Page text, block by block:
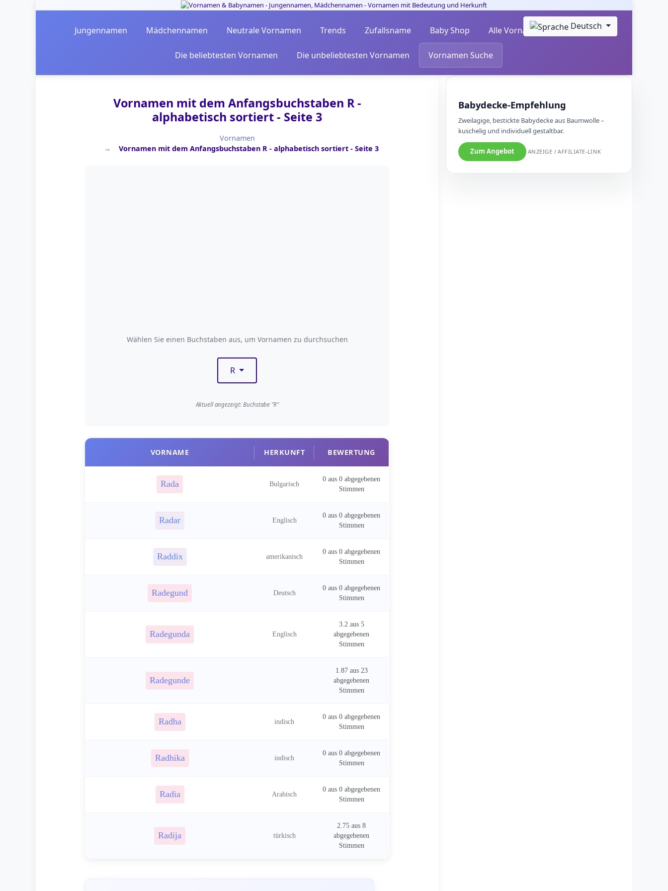
Deutsch
Jungennamen Mädchennamen Neutrale Vornamen Trends Zufallsname Baby Shop Alle Vornamen alphabetisch
Die beliebtesten Vornamen Die unbeliebtesten Vornamen Vornamen Suche
Vornamen mit dem Anfangsbuchstaben R -
alphabetisch sortiert - Seite 3
Vornamen
Vornamen mit dem Anfangsbuchstaben R - alphabetisch sortiert - Seite 3
Nach Anfangsbuchstaben filtern
Wählen Sie einen Buchstaben aus, um Vornamen zu durchsuchen
R
Aktuell angezeigt: Buchstabe "R"
VORNAME HERKUNFT BEWERTUNG
Rada Bulgarisch
0 aus 0 abgegebenen
Stimmen
Radar Englisch
0 aus 0 abgegebenen
Stimmen
Raddix amerikanisch
0 aus 0 abgegebenen
Stimmen
Radegund Deutsch
0 aus 0 abgegebenen
Stimmen
Radegunda Englisch
3.2 aus 5
abgegebenen
Stimmen
Radegunde
1.87 aus 23
abgegebenen
Stimmen
Radha indisch
0 aus 0 abgegebenen
Stimmen
Radhika indisch
0 aus 0 abgegebenen
Stimmen
Radia Arabisch
0 aus 0 abgegebenen
Stimmen
Radija türkisch
2.75 aus 8
abgegebenen
Stimmen
Babydecke-Empfehlung
Zweilagige, bestickte Babydecke aus Baumwolle –
kuschelig und individuell gestaltbar.
Zum Angebot ANZEIGE / AFFILIATE-LINK